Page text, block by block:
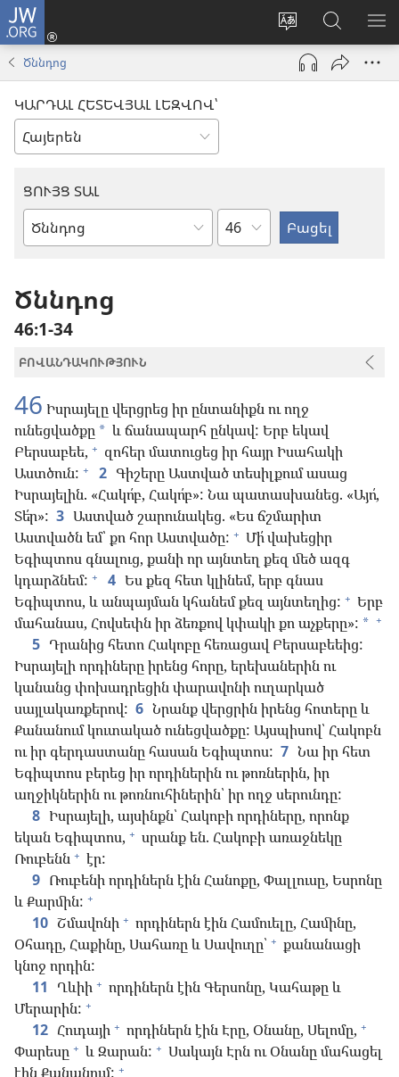
JW.ORG
Փոխել
կայքի
լեզուն
Մուտքագրվել
(բացվումՈրոնում
JW.ORG
կայքում
Ծննդոց
ԿԱՐԴԱԼ ՀԵՏԵՎՅԱԼ ԼԵԶՎՈՎ՝
ՑՈՒՅՑ ՏԱԼ
Աստվածաշնչյան
Ըստ
գլուխների
Ծննդոց
46։1-34
ԲՈՎԱՆԴԱԿՈՒԹՅՈՒՆ
46 Իսրայելը վերցրեց իր ընտանիքն ու ողջ
ունեցվածքը * և ճանապարհ ընկավ: Երբ եկավ
Բերսաբեե, + զոհեր մատուցեց իր հայր Իսահակի
Աստծուն: + 2 Գիշերը Աստված տեսիլքում ասաց
Իսրայելին. «Հակո՛բ, Հակո՛բ»: Նա պատասխանեց. «Այո՛,
Տե՛ր»: 3 Աստված շարունակեց. «Ես ճշմարիտ
Աստվածն եմ՝ քո հոր Աստվածը: + Մի՛ վախեցիր
Եգիպտոս գնալուց, քանի որ այնտեղ քեզ մեծ ազգ
կդարձնեմ: + 4 Ես քեզ հետ կլինեմ, երբ գնաս
Եգիպտոս, և անպայման կհանեմ քեզ այնտեղից: + Երբ
մահանաս, Հովսեփն իր ձեռքով կփակի քո աչքերը»: * +
5 Դրանից հետո Հակոբը հեռացավ Բերսաբեեից:
Իսրայելի որդիները իրենց հորը, երեխաներին ու
կանանց փոխադրեցին փարավոնի ուղարկած
սայլակառքերով: 6 Նրանք վերցրին իրենց հոտերը և
Քանանում կուտակած ունեցվածքը: Այսպիսով՝ Հակոբն
ու իր գերդաստանը հասան Եգիպտոս: 7 Նա իր հետ
Եգիպտոս բերեց իր որդիներին ու թոռներին, իր
աղջիկներին ու թոռնուհիներին՝ իր ողջ սերունդը:
8 Իսրայելի, այսինքն՝ Հակոբի որդիները, որոնք
եկան Եգիպտոս, + սրանք են. Հակոբի առաջնեկը
Ռուբենն + էր:
9 Ռուբենի որդիներն էին Հանոքը, Փալլուսը, Եսրոնը
և Քարմին: +
10 Շմավոնի + որդիներն էին Համուելը, Համինը,
Օհադը, Հաքինը, Սահառը և Սավուղը՝ + քանանացի
կնոջ որդին:
11 Ղևիի + որդիներն էին Գերսոնը, Կահաթը և
Մերարին: +
12 Հուդայի + որդիներն էին Էրը, Օնանը, Սելոմը, +
Փարեսը + և Զարան: + Սակայն Էրն ու Օնանը մահացել
էին Քանանում: +